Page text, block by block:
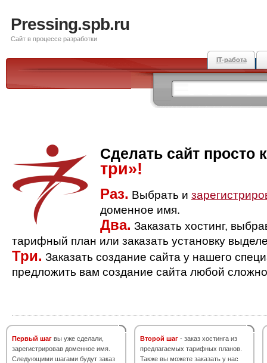
Pressing.spb.ru
Сайт в процессе разработки
IT-работа
Сделать сайт просто
три»!
Раз. Выбрать и
доменное имя.
Два. Заказать хостинг,
тарифный план или заказать установку
Три. Заказать создание сайта у нашего
предложить вам создание сайта любой
Первый шаг вы уже сделали,
зарегистрировав доменное имя.
Следующими шагами будут заказ
Второй шаг - заказ хостинга из
предлагаемых тарифных планов.
Также вы можете заказать у нас